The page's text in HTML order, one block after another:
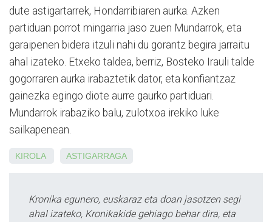
dute astigartarrek, Hondarribiaren aurka. Azken
partiduan porrot mingarria jaso zuen Mundarrok, eta
garaipenen bidera itzuli nahi du gorantz begira jarraitu
ahal izateko. Etxeko taldea, berriz, Bosteko Irauli talde
gogorraren aurka irabaztetik dator, eta konfiantzaz
gainezka egingo diote aurre gaurko partiduari.
Mundarrok irabaziko balu, zulotxoa irekiko luke
sailkapenean.
KIROLA ASTIGARRAGA
Kronika egunero, euskaraz eta doan jasotzen segi
ahal izateko, Kronikakide gehiago behar dira, eta